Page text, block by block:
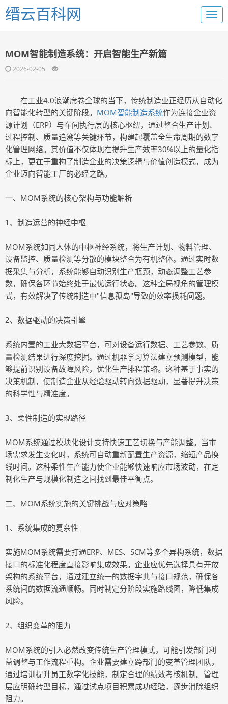
缙云百科网
MOM智能制造系统：开启智能生产新篇
2026-02-05
在工业4.0浪潮席卷全球的当下，传统制造业正经历从自动化
向智能化转型的关键阶段。 MOM智能制造系统作为连接企业资
源计划（ERP）与车间执行层的核心枢纽，通过整合生产计划、
过程控制、质量追溯等关键环节，构建起覆盖全生命周期的数字
化管理网络。其价值不仅体现在提升生产效率30%以上的量化指
标上，更在于重构了制造企业的决策逻辑与价值创造模式，成为
企业迈向智能工厂的必经之路。
一、MOM系统的核心架构与功能解析
1、制造运营的神经中枢
MOM系统如同人体的中枢神经系统，将生产计划、物料管理、
设备监控、质量检测等分散的模块整合为有机整体。通过实时数
据采集与分析，系统能够自动识别生产瓶颈，动态调整工艺参
数，确保各环节始终处于最优运行状态。这种全局视角的管理模
式，有效解决了传统制造中"信息孤岛"导致的效率损耗问题。
2、数据驱动的决策引擎
系统内置的工业大数据平台，可对设备运行数据、工艺参数、质
量检测结果进行深度挖掘。通过机器学习算法建立预测模型，能
够提前识别设备故障风险，优化生产排程策略。这种基于事实的
决策机制，使制造企业从经验驱动转向数据驱动，显著提升决策
的科学性与精准度。
3、柔性制造的实现路径
MOM系统通过模块化设计支持快速工艺切换与产能调整。当市
场需求发生变化时，系统可自动重新配置生产资源，缩短产品换
线时间。这种柔性生产能力使企业能够快速响应市场波动，在定
制化生产与规模化制造之间找到最佳平衡点。
二、MOM系统实施的关键挑战与应对策略
1、系统集成的复杂性
实施MOM系统需要打通ERP、MES、SCM等多个异构系统，数据
接口的标准化程度直接影响集成效果。企业应优先选择具有开放
架构的系统平台，通过建立统一的数据字典与接口规范，确保各
系统间的数据流通顺畅。同时制定分阶段实施路线图，降低集成
风险。
2、组织变革的阻力
MOM系统的引入必然改变传统生产管理模式，可能引发部门利
益调整与工作流程重构。企业需要建立跨部门的变革管理团队，
通过培训提升员工数字化技能，制定合理的绩效考核机制。管理
层应明确转型目标，通过试点项目积累成功经验，逐步消除组织
阻力。